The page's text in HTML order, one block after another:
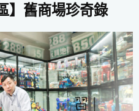
】舊商場珍奇錄